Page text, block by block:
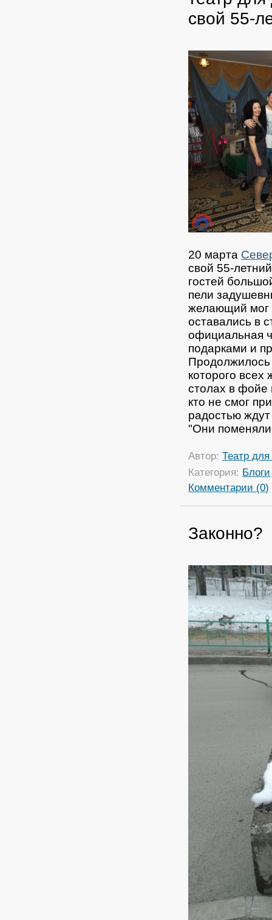
свой 55-
20 марта
свой 55-
гостей
пели
желающий мог
оставались в
официальная
подарками и
Продолжилось
которого
столах в
кто не смог
радостью
"Они
Автор:Театр
Категория: Блоги
Комментарии (0)
Законно?